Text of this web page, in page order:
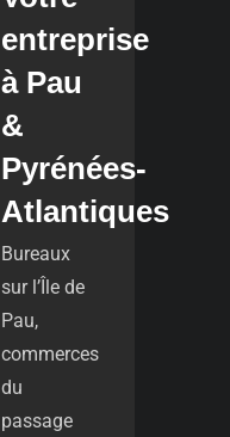
entreprise
à Pau
&
Pyrénées-
Atlantiques
Bureaux
sur l’Île de
Pau,
commerces
du
passage